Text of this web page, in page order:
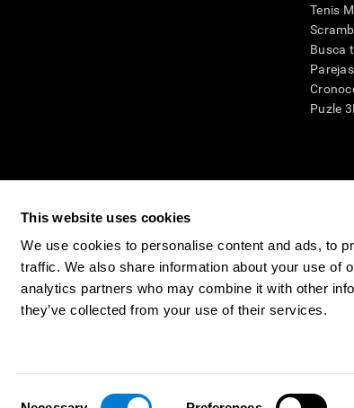
This website uses cookies
We use cookies to personalise content and ads, to
traffic. We also share information about your use of
analytics partners who may combine it with other
they’ve collected from your use of their services.
Tenis
Busca
Puzle
están diseñadas para detectar alteraciones y deterioro cognitivo
CogniFit (cuando son interpretados por un profesional de la salud
un examen neuropsicológico completo). CogniFit no ofrece
médico o psicólogo cualificado teniendo en cuenta una amplia gama de
por la FDA. El producto puede ser utilizado para estudios de
en los sujetos humanos apropiados conforme al procedimiento
podrán ser, en ningún caso, inferiores a las requeridas para cualquier sujeto